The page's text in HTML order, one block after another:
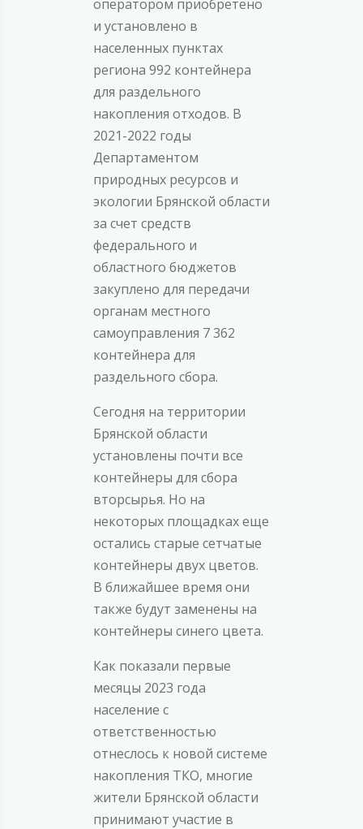
оператором приобретено
и установлено в
населенных пунктах
региона 992 контейнера
для раздельного
накопления отходов. В
2021-2022 годы
Департаментом
природных ресурсов и
экологии Брянской области
за счет средств
федерального и
областного бюджетов
закуплено для передачи
органам местного
самоуправления 7 362
контейнера для
раздельного сбора.
Сегодня на территории
Брянской области
установлены почти все
контейнеры для сбора
вторсырья. Но на
некоторых площадках еще
остались старые сетчатые
контейнеры двух цветов.
В ближайшее время они
также будут заменены на
контейнеры синего цвета.
Как показали первые
месяцы 2023 года
население с
ответственностью
отнеслось к новой системе
накопления ТКО, многие
жители Брянской области
принимают участие в